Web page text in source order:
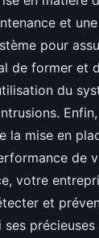
et
pour
de former et
du
la mise en
de
votre
et
ses